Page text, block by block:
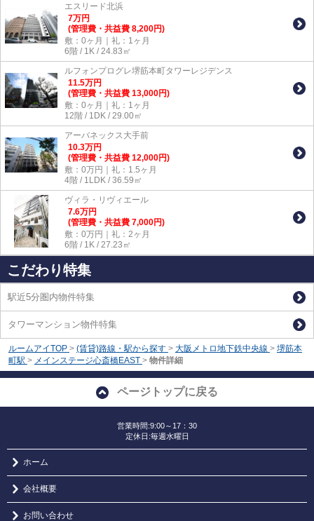
エスリード北浜
7万円
(管理費・共益費 8,200円)
敷：0ヶ月｜礼：1ヶ月
6階 / 1K / 24.83㎡
ルフォンプログレ堺筋本町タワーレジデンス
11.5万円
(管理費・共益費 13,000円)
敷：0ヶ月｜礼：1ヶ月
12階 / 1DK / 29.00㎡
アーバネックス大手前
10.3万円
(管理費・共益費 12,000円)
敷：0万円｜礼：1.5ヶ月
4階 / 1LDK / 36.59㎡
ヴィラ・リヴィエール
7.6万円
(管理費・共益費 7,000円)
敷：0万円｜礼：2ヶ月
6階 / 1K / 27.23㎡
こだわり特集
駅近5分圏内物件特集
タワーマンション物件特集
ルームアイTOP > (賃貸)路線・駅から探す > 大阪メトロ地下鉄中央線 > 堺筋本
町駅 > メインステージ心斎橋EAST > 物件詳細
ページトップに戻る
営業時間:9:00～17：30
定休日:毎週水曜日
ホーム
会社概要
お問い合わせ